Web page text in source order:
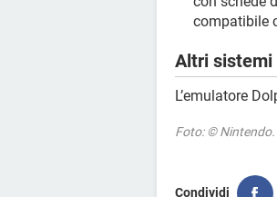
compatibile
Altri sistemi
L’emulatore
Foto: © Nintendo.
Condividi